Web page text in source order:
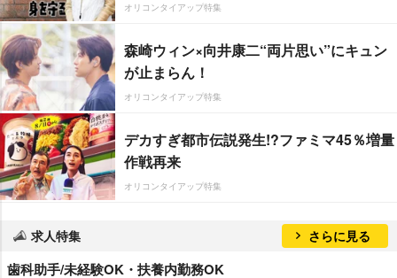
オリコンタイアップ特集
森崎ウィン×向井康二“両片思い”にキュン
が止まらん！
オリコンタイアップ特集
デカすぎ都市伝説発生!?ファミマ45％増量
作戦再来
オリコンタイアップ特集
求人特集 さらに見る
歯科助手/未経験OK・扶養内勤務OK